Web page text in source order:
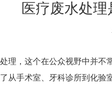
医疗废水处
理 ，这个在公众视野中并
从手术室、牙科诊所到化验